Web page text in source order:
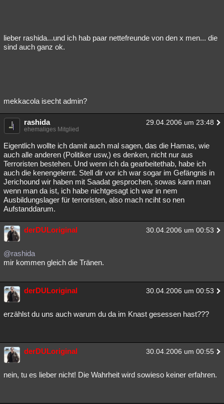
lieber rashida...und ich hab paar nettefreunde von den x men... die
sind auch ganz ok.
mekkacola isecht admin?
rashida 29.04.2006 um 23:48
ehemaliges Mitglied
Eigentlich wollte ich damit auch mal sagen, das die Hamas, wie
auch alle anderen (Politiker usw,) es denken, nicht nur aus
Terroristen bestehen. Und wenn ich da gearbeitethab, habe ich
auch die kenengelernt. Stell dir vor ich war sogar im Gefängnis in
Jerichound wir haben mit Saadat gesprochen, sowas kann man
wenn man da ist, ich habe nichtgesagt ich war in nem
Ausbildungslager für terroristen, also mach nciht so nen
Aufstanddarum.
derDULoriginal 30.04.2006 um 00:53
@rashida
mir kommen gleich die Tränen.
derDULoriginal 30.04.2006 um 00:53
erzählst du uns auch warum du da im Knast gesessen hast???
derDULoriginal 30.04.2006 um 00:55
nein, tu es lieber nicht! Die Wahrheit wird sowieso keiner erfahren.